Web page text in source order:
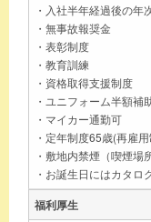
・入社半年経過後の年
・無事故報奨金
・表彰制度
・教育訓練
・資格取得支援制度
・ユニフォーム半額補
・マイカー通勤可
・定年制度65歳(再雇
・敷地内禁煙（喫煙場
・お誕生日にはカタロ
福利厚生